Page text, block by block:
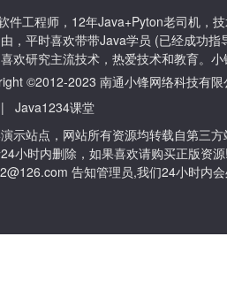
件工程师，12年Java+Pyton老司机，
，平时喜欢带带Java学员 (已经成功
欢研究主流技术，热爱技术和教育。
©2012-2023 南通小锋网络科技有限
|
Java1234课堂
示站点，网站所有资源均转载自第三
小时内删除，如果喜欢请购买正版资
告知管理员,我们24小时内